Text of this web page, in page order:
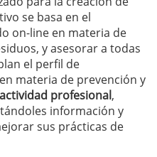
se basa en el
on-line en materia de
y asesorar a todas
el perfil de
materia de prevención y
actividad profesional,
información y
sus prácticas de